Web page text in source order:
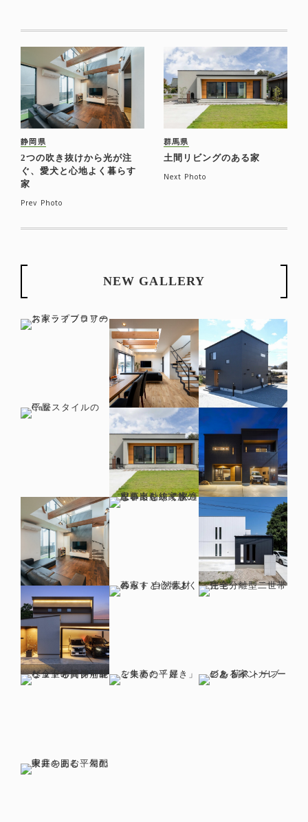
静岡県
2つの吹き抜けから光が注
ぐ、愛犬と心地よく暮らす
家
Prev Photo
群馬県
土間リビングのある家
Next Photo
NEW GALLERY